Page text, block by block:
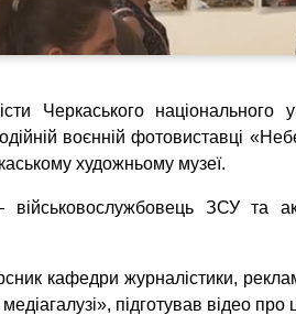
Черкаського національного
воєнній фотовиставці
художньому музеї.
ЗСУ та
кафедри журналістики,
підготував відео про